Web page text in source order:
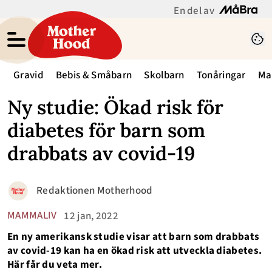
En del av
Gravid Bebis & Småbarn Skolbarn Tonåringar
Ny studie: Ökad risk för
diabetes för barn som
drabbats av covid-19
MAMMALIV 12 jan, 2022
Redaktionen Motherhood
En ny amerikansk studie visar att barn som drabbats
av covid-19 kan ha en ökad risk att utveckla diabetes.
Här får du veta mer.